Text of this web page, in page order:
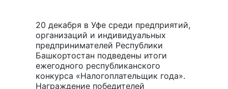
20 декабря в Уфе среди предприятий,
организаций и индивидуальных
предпринимателей Республики
Башкортостан подведены итоги
ежегодного республиканского
конкурса «Налогоплательщик года».
Награждение победителей